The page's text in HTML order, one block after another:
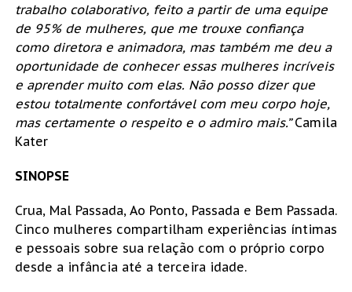
trabalho colaborativo, feito a partir de uma equipe
de 95% de mulheres, que me trouxe confiança
como diretora e animadora, mas também me deu a
oportunidade de conhecer essas mulheres incríveis
e aprender muito com elas. Não posso dizer que
estou totalmente confortável com meu corpo hoje,
mas certamente o respeito e o admiro mais.”Camila
Kater
SINOPSE
Crua, Mal Passada, Ao Ponto, Passada e Bem Passada.
Cinco mulheres compartilham experiências íntimas
e pessoais sobre sua relação com o próprio corpo
desde a infância até a terceira idade.